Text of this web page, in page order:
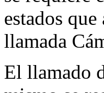
estados
llamada
El llamado